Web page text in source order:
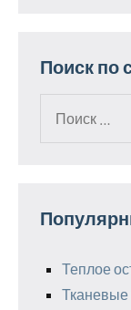
Поиск по
Теплое
Тканевые